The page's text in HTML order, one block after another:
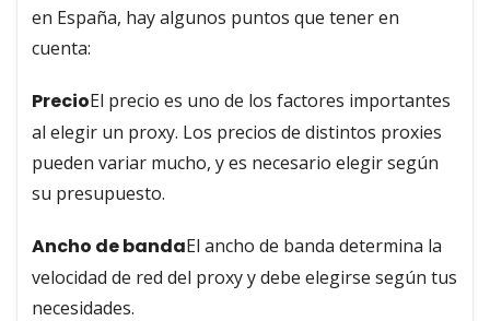
en España, hay algunos puntos que tener en
cuenta:
PrecioEl precio es uno de los factores importantes
al elegir un proxy. Los precios de distintos proxies
pueden variar mucho, y es necesario elegir según
su presupuesto.
Ancho de bandaEl ancho de banda determina la
velocidad de red del proxy y debe elegirse según tus
necesidades.